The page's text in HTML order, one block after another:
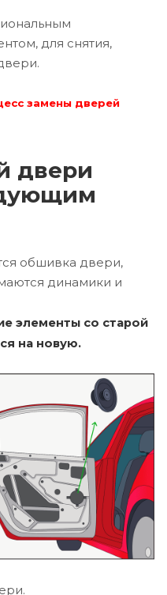
для снятия,
замены дверей
двери
обшивка двери,
динамики и
элементы со старой
на новую.